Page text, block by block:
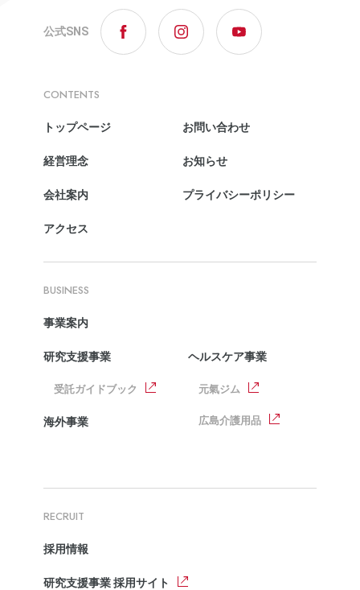
公式SNS
CONTENTS
トップページ
経営理念
会社案内
アクセス
お問い合わせ
お知らせ
プライバシーポリシー
BUSINESS
事業案内
研究支援事業
受託ガイドブック
海外事業
ヘルスケア事業
元氣ジム
広島介護用品
RECRUIT
採用情報
研究支援事業 採用サイト